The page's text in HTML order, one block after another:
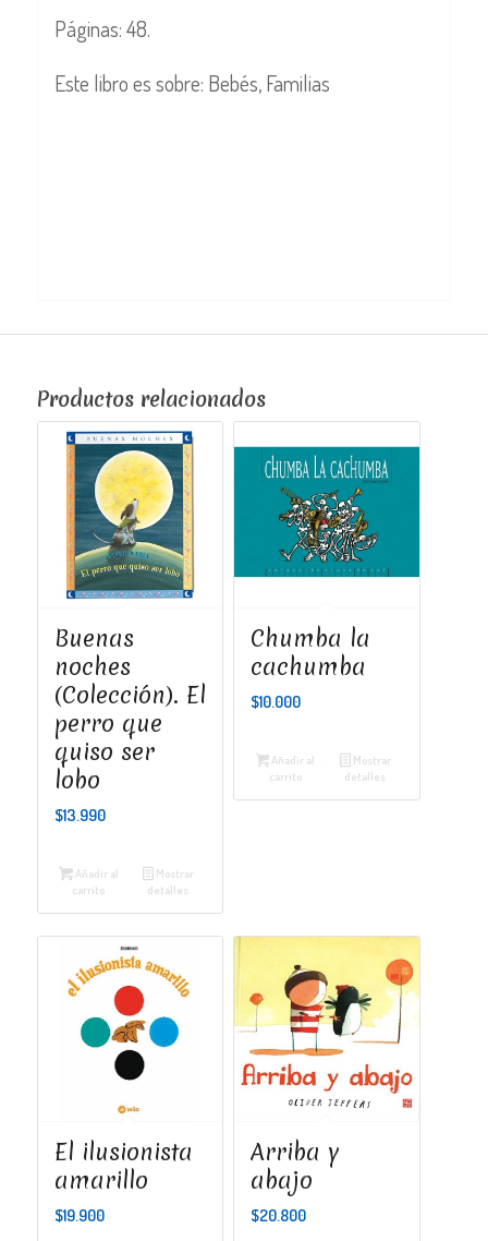
Páginas: 48.
Este libro es sobre: Bebés, Familias
Productos relacionados
Buenas
noches
(Colección). El
perro que
quiso ser
lobo
$13.990
Añadir al
carrito
Mostrar
detalles
Chumba la
cachumba
$10.000
Añadir al
carrito
Mostrar
detalles
El ilusionista
amarillo
$19.900
Arriba y
abajo
$20.800